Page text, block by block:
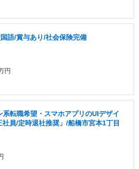
語/賞与あり/社会保険完備
円
系転職希望・スマホアプリのUIデザイ
員/定時退社推奨」/船橋市宮本1丁目